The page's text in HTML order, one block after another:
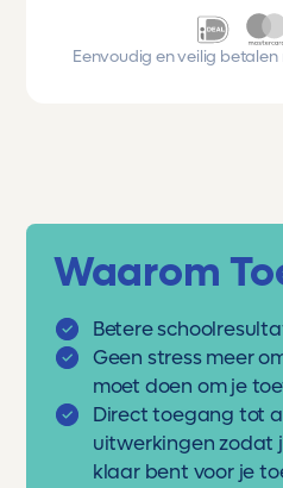
Eenvoudig en veilig
Waarom
Betere
Geen stress meer
moet doen om je
Direct toegang tot
uitwerkingen zodat
klaar bent voor je